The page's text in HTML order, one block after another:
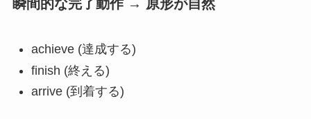
瞬間的な完了動作 → 原形が自然
achieve (達成する)
finish (終える)
arrive (到着する)